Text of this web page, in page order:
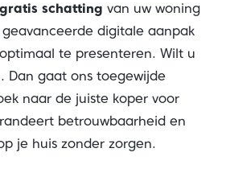
gratis schatting van uw woning
digitale aanpak
te presenteren. Wilt u
Dan gaat ons toegewijde
naar de juiste koper voor
betrouwbaarheid en
je huis zonder zorgen.